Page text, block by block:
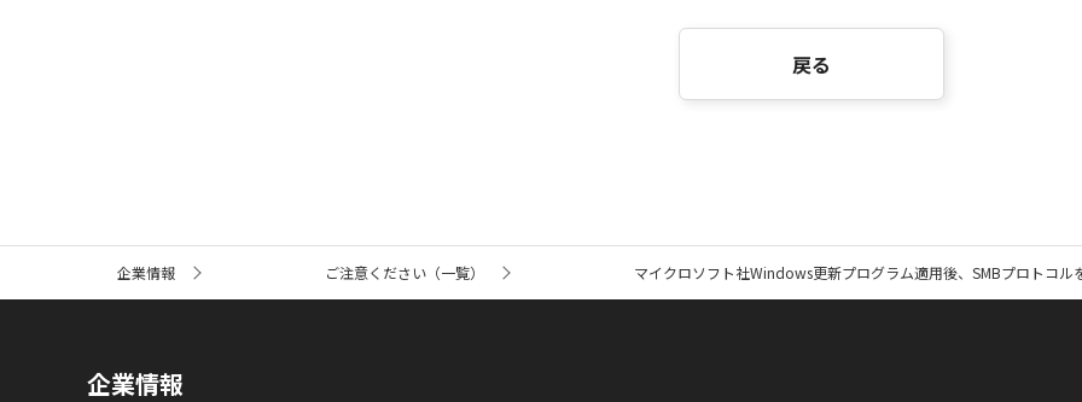
戻る
ト
企業情報 ご注意ください（一覧） マイクロソフト社Windows更新プログラム適用後、SMBプロトコ
企業情報